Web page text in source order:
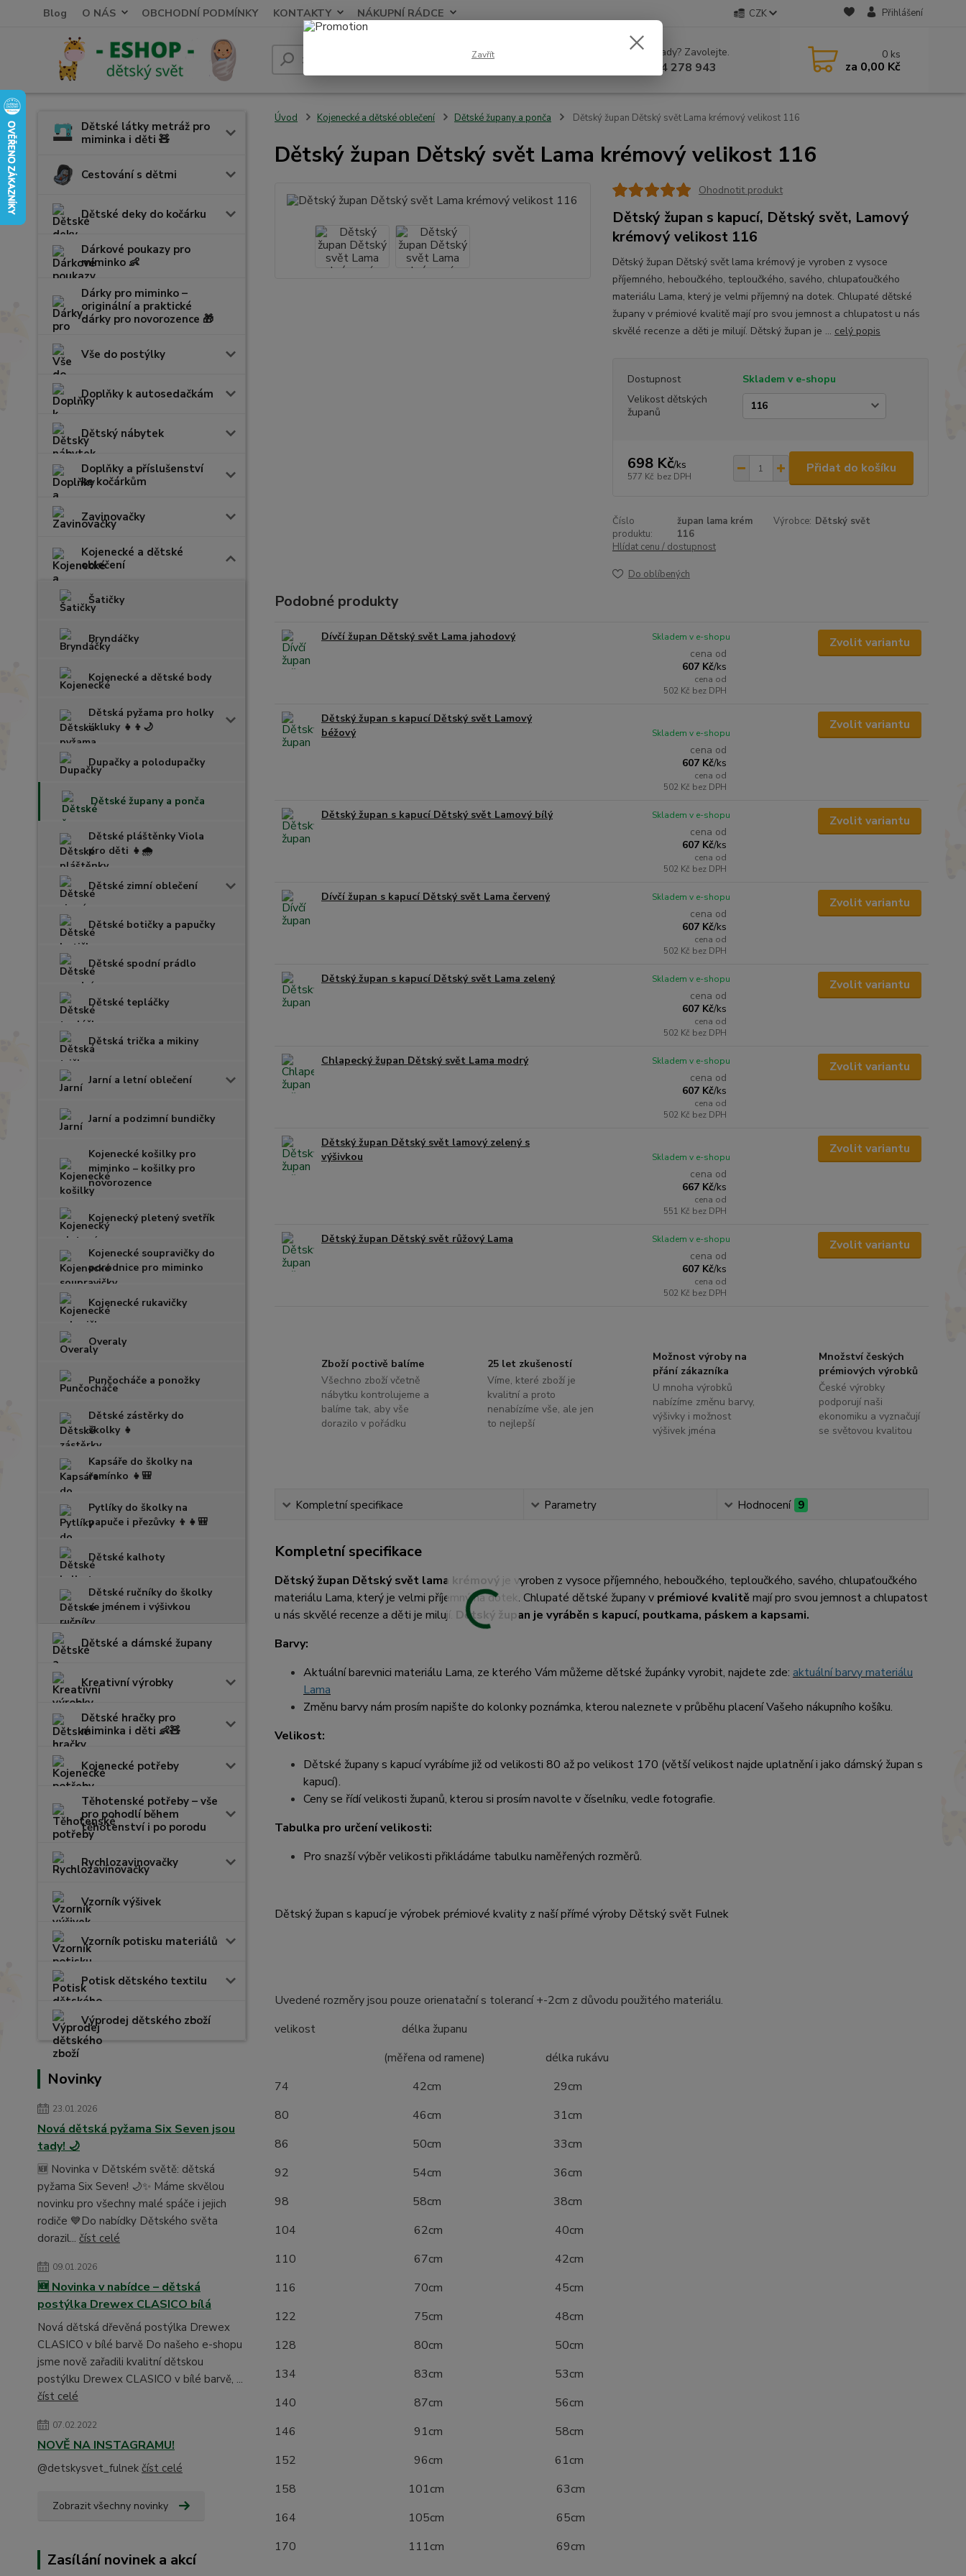
Blog O NÁS OBCHODNÍ PODMÍNKY KONTAKTY NÁKUPNÍ RÁDCE CZK Přihlášení
Hledat Nevíte si rady? Zavolejte.
+420 604 278 943
0 ks
za 0,00 Kč
Dětské látky metráž pro
miminka i děti 🧸
Cestování s dětmi
Dětské deky do kočárku
Dárkové poukazy pro
miminko 👶
Dárky pro miminko –
originální a praktické
dárky pro novorozence 🎁
Vše do postýlky
Doplňky k autosedačkám
Dětský nábytek
Doplňky a příslušenství
ke kočárkům
Zavinovačky
Kojenecké a dětské
oblečení
Šatičky
Bryndáčky
Kojenecké a dětské body
Dětská pyžama pro holky
i kluky 👧👦🌙
Dupačky a polodupačky
Dětské župany a ponča
Dětské pláštěnky Viola
pro děti 👧🌧️
Dětské zimní oblečení
Dětské botičky a papučky
Dětské spodní prádlo
Dětské tepláčky
Dětská trička a mikiny
Jarní a letní oblečení
Jarní a podzimní bundičky
Kojenecké košilky pro
miminko – košilky pro
novorozence
Kojenecký pletený svetřík
Kojenecké soupravičky do
porodnice pro miminko
Kojenecké rukavičky
Overaly
Punčocháče a ponožky
Dětské zástěrky do
školky 👧
Kapsáře do školky na
ramínko 👧🎒
Pytlíky do školky na
papuče i přezůvky 👦👧🎒
Dětské kalhoty
Dětské ručníky do školky
se jménem i výšivkou
Dětské a dámské župany
Kreativní výrobky
Dětské hračky pro
miminka i děti 👶🧸
Kojenecké potřeby
Těhotenské potřeby – vše
pro pohodlí během
těhotenství i po porodu
Rychlozavinovačky
Vzorník výšivek
Vzorník potisku materiálů
Potisk dětského textilu
Výprodej dětského zboží
Novinky
23.01.2026
Nová dětská pyžama Six Seven jsou
tady! 🌙
🆕 Novinka v Dětském světě: dětská
pyžama Six Seven! 🌙✨ Máme skvělou
novinku pro všechny malé spáče i jejich
rodiče 💙Do nabídky Dětského světa
dorazil... číst celé
09.01.2026
🆕 Novinka v nabídce – dětská
postýlka Drewex CLASICO bílá
Nová dětská dřevěná postýlka Drewex
CLASICO v bílé barvě Do našeho e-shopu
jsme nově zařadili kvalitní dětskou
postýlku Drewex CLASICO v bílé barvě, ...
číst celé
07.02.2022
NOVĚ NA INSTAGRAMU!
@detskysvet_fulnek číst celé
Zobrazit všechny novinky
Zasílání novinek a akcí
Úvod Kojenecké a dětské oblečení Dětské župany a ponča Dětský župan Dětský svět Lama krémový velikost 116
Dětský župan Dětský svět Lama krémový velikost 116
Ohodnotit produkt
Dětský župan s kapucí, Dětský svět, Lamový
krémový velikost 116
Dětský župan Dětský svět lama krémový je vyroben z vysoce
příjemného, heboučkého, teploučkého, savého, chlupaťoučkého
materiálu Lama, který je velmi příjemný na dotek. Chlupaté dětské
župany v prémiové kvalitě mají pro svou jemnost a chlupatost u nás
skvělé recenze a děti je milují. Dětský župan je ... celý popis
Dostupnost
Skladem v e-shopu
Velikost dětských
županů
698 Kč/ks
577 Kč bez DPH
Přidat do košíku
Číslo
produktu:
župan lama krém
116
Výrobce: Dětský svět
Hlídat cenu / dostupnost
Do oblíbených
Podobné produkty
Dívčí župan Dětský svět Lama jahodový
cena od
607 Kč/ks
cena od
502 Kč bez DPH
Skladem v e-shopu Zvolit variantu
Dětský župan s kapucí Dětský svět Lamový
béžový
cena od
607 Kč/ks
cena od
502 Kč bez DPH
Skladem v e-shopu
Zvolit variantu
Dětský župan s kapucí Dětský svět Lamový bílý
cena od
607 Kč/ks
cena od
502 Kč bez DPH
Skladem v e-shopu Zvolit variantu
Dívčí župan s kapucí Dětský svět Lama červený
cena od
607 Kč/ks
cena od
502 Kč bez DPH
Skladem v e-shopu Zvolit variantu
Dětský župan s kapucí Dětský svět Lama zelený
cena od
607 Kč/ks
cena od
502 Kč bez DPH
Skladem v e-shopu Zvolit variantu
Chlapecký župan Dětský svět Lama modrý
cena od
607 Kč/ks
cena od
502 Kč bez DPH
Skladem v e-shopu Zvolit variantu
Dětský župan Dětský svět lamový zelený s
výšivkou
cena od
667 Kč/ks
cena od
551 Kč bez DPH
Skladem v e-shopu
Zvolit variantu
Dětský župan Dětský svět růžový Lama
cena od
607 Kč/ks
cena od
502 Kč bez DPH
Skladem v e-shopu Zvolit variantu
Zboží poctivě balíme
Všechno zboží včetně
nábytku kontrolujeme a
balíme tak, aby vše
dorazilo v pořádku
25 let zkušeností
Víme, které zboží je
kvalitní a proto
nenabízíme vše, ale jen
to nejlepší
Možnost výroby na
přání zákazníka
U mnoha výrobků
nabízíme změnu barvy,
výšivky i možnost
výšivek jména
Množství českých
prémiových výrobků
České výrobky
podporují naši
ekonomiku a vyznačují
se světovou kvalitou
Kompletní specifikace Parametry Hodnocení 9
Kompletní specifikace
Dětský župan Dětský svět lama krémový je vyroben z vysoce příjemného, heboučkého, teploučkého, savého, chlupaťoučkého
materiálu Lama, který je velmi příjemný na dotek. Chlupaté dětské župany v prémiové kvalitě mají pro svou jemnost a chlupatost
u nás skvělé recenze a děti je milují. Dětský župan je vyráběn s kapucí, poutkama, páskem a kapsami.
Barvy:
Aktuální barevnici materiálu Lama, ze kterého Vám můžeme dětské župánky vyrobit, najdete zde: aktuální barvy materiálu
Lama
Změnu barvy nám prosím napište do kolonky poznámka, kterou naleznete v průběhu placení Vašeho nákupního košíku.
Velikost:
Dětské župany s kapucí vyrábíme již od velikosti 80 až po velikost 170 (větší velikost najde uplatnění i jako dámský župan s
kapucí).
Ceny se řídí velikosti županů, kterou si prosím navolte v číselníku, vedle fotografie.
Tabulka pro určení velikosti:
Pro snazší výběr velikosti přikládáme tabulku naměřených rozměrů.
Dětský župan s kapucí je výrobek prémiové kvality z naší přímé výroby Dětský svět Fulnek
Uvedené rozměry jsou pouze orienatační s tolerancí +-2cm z důvodu použitého materiálu.
velikost délka županu
(měřena od ramene) délka rukávu
74 42cm 29cm
80 46cm 31cm
86 50cm 33cm
92 54cm 36cm
98 58cm 38cm
104 62cm 40cm
110 67cm 42cm
116 70cm 45cm
122 75cm 48cm
128 80cm 50cm
134 83cm 53cm
140 87cm 56cm
146 91cm 58cm
152 96cm 61cm
158 101cm 63cm
164 105cm 65cm
170 111cm 69cm
Zavřít